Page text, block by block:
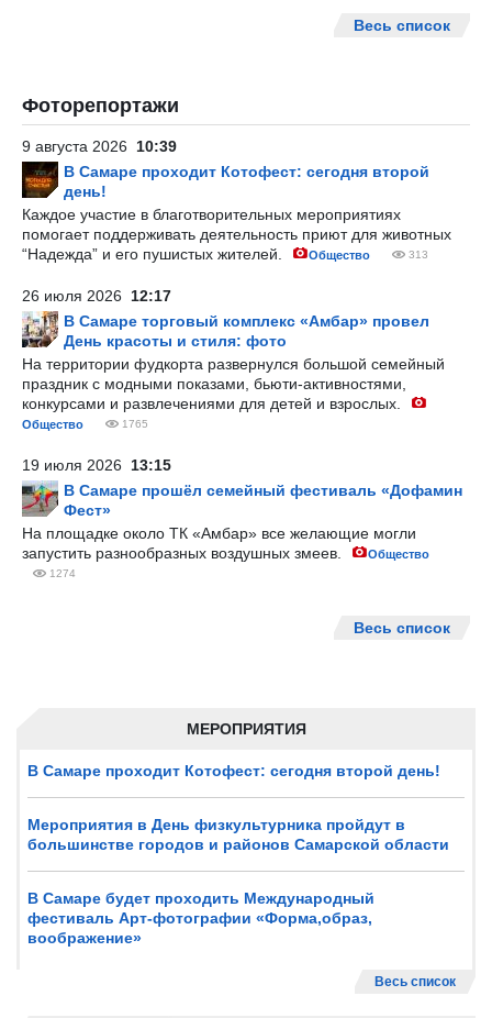
МЕРОПРИЯТИЯ
В Самаре проходит Котофест: сегодня второй день!
Мероприятия в День физкультурника пройдут в
большинстве городов и районов Самарской области
В Самаре будет проходить Международный
фестиваль Арт-фотографии «Форма,образ,
воображение»
Весь список
Весь список
Фоторепортажи
9 августа 2026 10:39
В Самаре проходит Котофест: сегодня второй
день!
Каждое участие в благотворительных мероприятиях
помогает поддерживать деятельность приют для животных
“Надежда” и его пушистых жителей.
Общество 313
26 июля 2026 12:17
В Самаре торговый комплекс «Амбар» провел
День красоты и стиля: фото
На территории фудкорта развернулся большой семейный
праздник с модными показами, бьюти-активностями,
конкурсами и развлечениями для детей и взрослых.
Общество 1765
19 июля 2026 13:15
В Самаре прошёл семейный фестиваль «Дофамин
Фест»
На площадке около ТК «Амбар» все желающие могли
запустить разнообразных воздушных змеев.
Общество
1274
Весь список